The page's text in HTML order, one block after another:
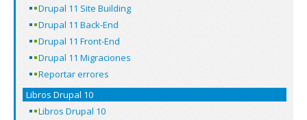
Drupal 11 Site Building
Drupal 11 Back-End
Drupal 11 Front-End
Drupal 11 Migraciones
Reportar errores
Libros Drupal 10
Libros Drupal 10